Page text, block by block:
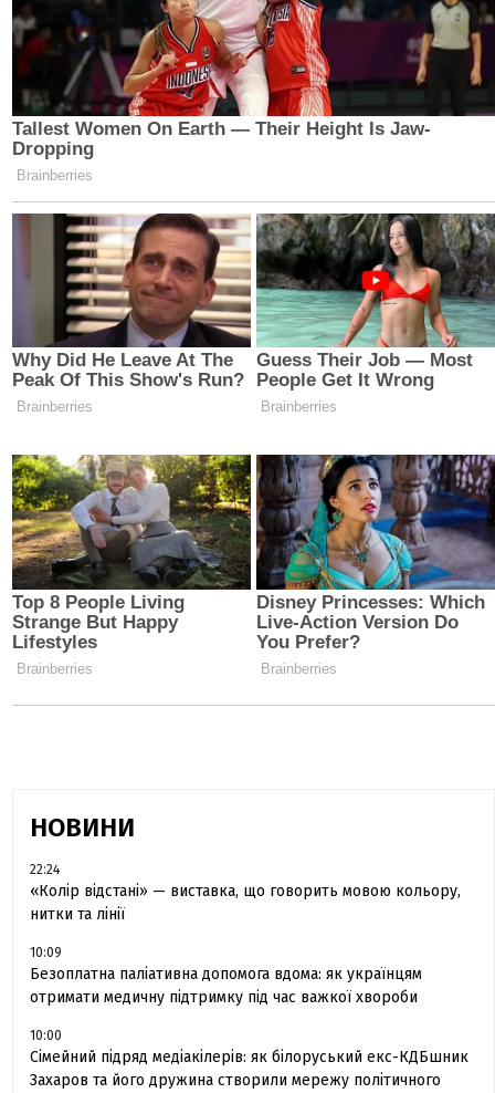
НОВИНИ
22:24
«Колір відстані» — виставка, що говорить мовою кольору,
нитки та лінії
10:09
Безоплатна паліативна допомога вдома: як українцям
отримати медичну підтримку під час важкої хвороби
10:00
Сімейний підряд медіакілерів: як білоруський екс-КДБшник
Захаров та його дружина створили мережу політичного